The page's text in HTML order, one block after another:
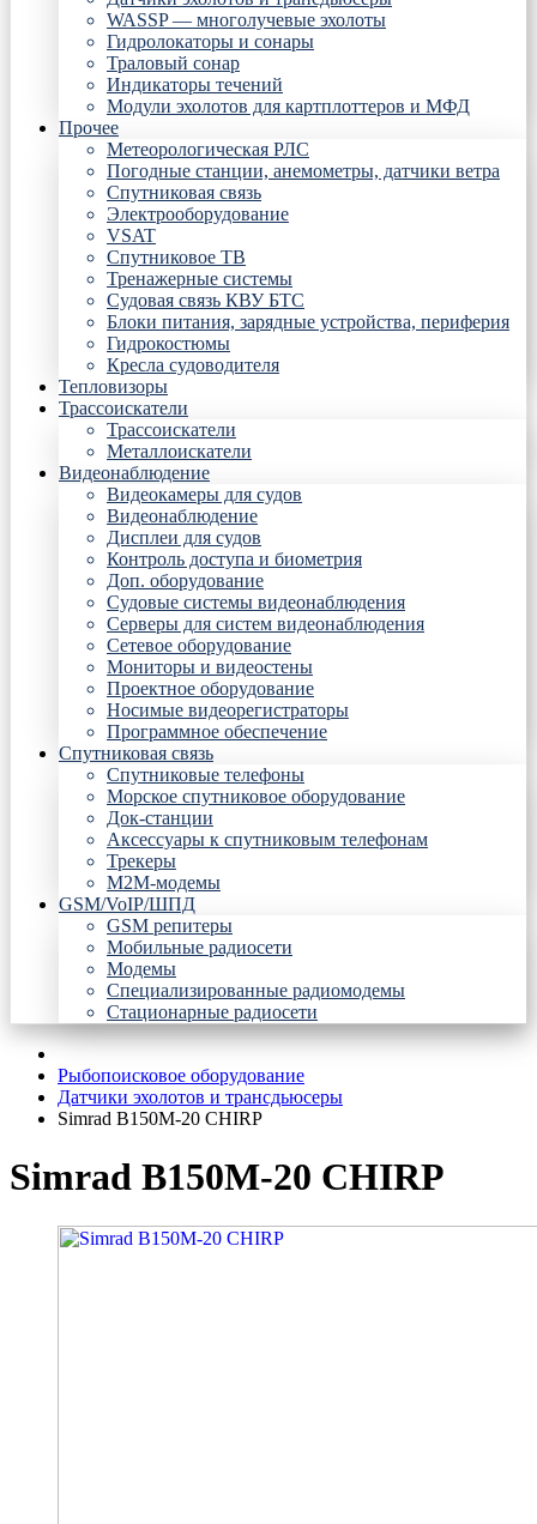
WASSP — многолучевые эхолоты
Гидролокаторы и сонары
Траловый сонар
Индикаторы течений
Модули эхолотов для картплоттеров и МФД
Прочее
Метеорологическая РЛС
Погодные станции, анемометры, датчики ветра
Спутниковая связь
Электрооборудование
VSAT
Спутниковое ТВ
Тренажерные системы
Судовая связь КВУ БТС
Блоки питания, зарядные устройства, периферия
Гидрокостюмы
Кресла судоводителя
Тепловизоры
Трассоискатели
Трассоискатели
Металлоискатели
Видеонаблюдение
Видеокамеры для судов
Видеонаблюдение
Дисплеи для судов
Контроль доступа и биометрия
Доп. оборудование
Судовые системы видеонаблюдения
Серверы для систем видеонаблюдения
Сетевое оборудование
Мониторы и видеостены
Проектное оборудование
Носимые видеорегистраторы
Программное обеспечение
Спутниковая связь
Спутниковые телефоны
Морское спутниковое оборудование
Док-станции
Аксессуары к спутниковым телефонам
Трекеры
М2М-модемы
GSM/VoIP/ШПД
GSM репитеры
Мобильные радиосети
Модемы
Специализированные радиомодемы
Стационарные радиосети
Рыбопоисковое оборудование
Датчики эхолотов и трансдьюсеры
Simrad B150M-20 CHIRP
Simrad B150M-20 CHIRP